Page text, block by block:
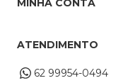
Cupons
Troca e Devoluções
MINHA CONTA
Alterar Cadastro
ATENDIMENTO
62 99954-0494